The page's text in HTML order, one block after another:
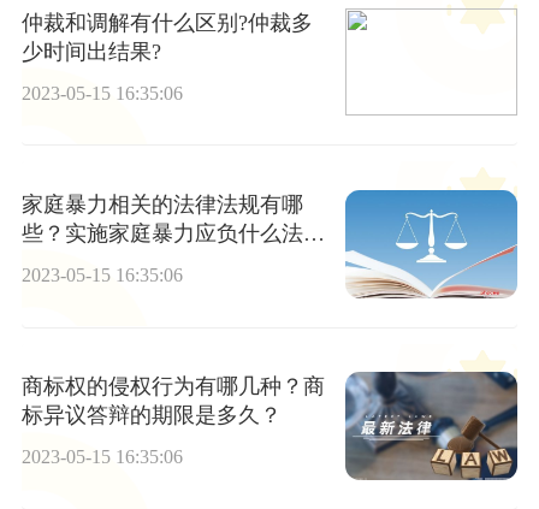
仲裁和调解有什么区别?仲裁多
少时间出结果?
2023-05-15 16:35:06
家庭暴力相关的法律法规有哪
些？实施家庭暴力应负什么法律
责任？
2023-05-15 16:35:06
商标权的侵权行为有哪几种？商
标异议答辩的期限是多久？
2023-05-15 16:35:06